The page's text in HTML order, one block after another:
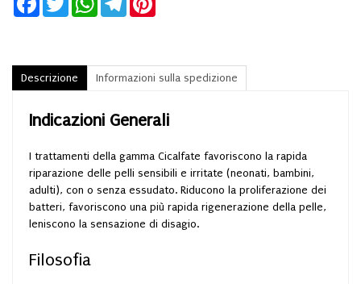
Descrizione Informazioni sulla spedizione
Indicazioni Generali
I trattamenti della gamma Cicalfate favoriscono la rapida
riparazione delle pelli sensibili e irritate (neonati, bambini,
adulti), con o senza essudato. Riducono la proliferazione dei
batteri, favoriscono una più rapida rigenerazione della pelle,
leniscono la sensazione di disagio.
Filosofia